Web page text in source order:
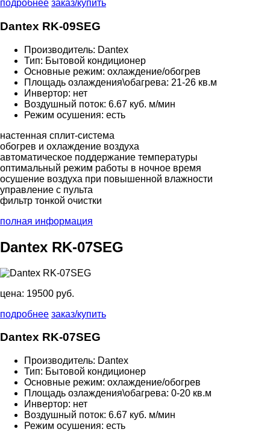
подробнее заказ/купить
Dantex RK-09SEG
Производитель: Dantex
Тип: Бытовой кондиционер
Основные режим: охлаждение/обогрев
Площадь озлаждения\обагрева: 21-26 кв.м
Инвертор: нет
Воздушный поток: 6.67 куб. м/мин
Режим осушения: есть
настенная сплит-система
обогрев и охлаждение воздуха
автоматическое поддержание температуры
оптимальный режим работы в ночное время
осушение воздуха при повышенной влажности
управление с пульта
фильтр тонкой очистки
полная информация
Dantex RK-07SEG
цена: 19500 руб.
подробнее заказ/купить
Dantex RK-07SEG
Производитель: Dantex
Тип: Бытовой кондиционер
Основные режим: охлаждение/обогрев
Площадь озлаждения\обагрева: 0-20 кв.м
Инвертор: нет
Воздушный поток: 6.67 куб. м/мин
Режим осушения: есть